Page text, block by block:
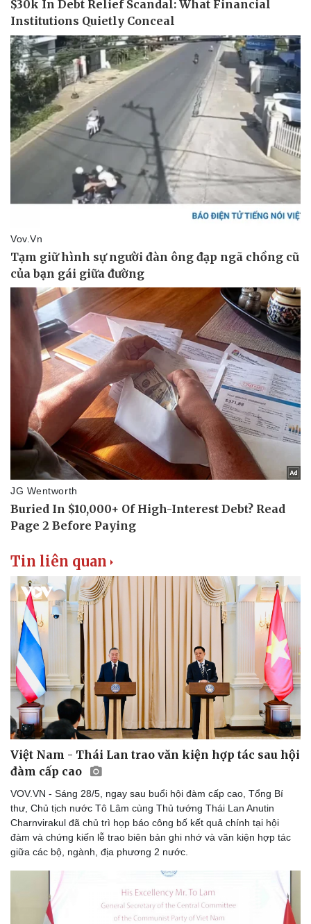
Thể thao
Bóng đá
Lịch thi đấu bóng đá
Thế giới thể thao
eSports
Hậu trường
Ô tô - Xe máy
Ô tô
Xe máy
Tư vấn
Tin liên quan
Việt Nam - Thái Lan trao văn kiện hợp tác sau hội
đàm cấp cao
VOV.VN - Sáng 28/5, ngay sau buổi hội đàm cấp cao, Tổng Bí
thư, Chủ tịch nước Tô Lâm cùng Thủ tướng Thái Lan Anutin
Charnvirakul đã chủ trì họp báo công bố kết quả chính tại hội
đàm và chứng kiến lễ trao biên bản ghi nhớ và văn kiện hợp tác
giữa các bộ, ngành, địa phương 2 nước.